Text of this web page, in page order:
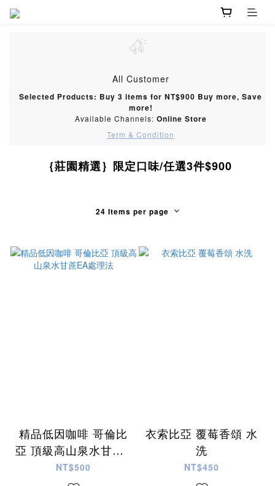
All Customer
Selected Products: Buy 3 items for NT$900 Buy more, Save
more!
Available Channels: Online Store
Term & Condition
｛莊園精選｝限定口味/任選3件$900
24 Items per page
精品低因咖啡 哥倫比
亞 頂級高山泉水甘蔗E
A處理法
NT$500
衣索比亞 覆莓香頌 水
洗
NT$450